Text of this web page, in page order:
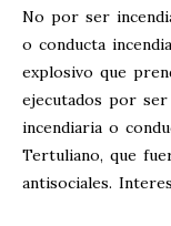
No por ser
o conducta
explosivo que
ejecutados por
incendiaria o
Tertuliano, que
antisociales.